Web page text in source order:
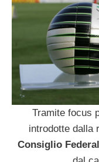
Tramite focus
introdotte dalla
Consiglio